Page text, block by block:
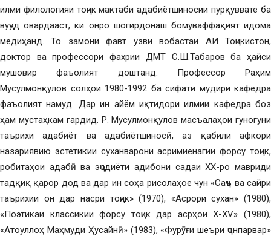
илми филологияи тоҷик мактаби адабиётшиносии пурқуввате ба
вуҷуд овардааст, ки онро шогирдонаш бомуваффақият идома
медиҳанд. То замони фавт узви вобастаи АИ Тоҷикистон,
доктор ва профессори фахрии ДМТ С.Ш.Табаров ба ҳайси
мушовир фаъолият доштанд. Профессор Раҳим
Мусулмонқулов солҳои 1980-1992 ба сифати мудири кафедра
фаъолият намуд. Дар ин айём иқтидори илмии кафедра боз
ҳам мустаҳкам гардид. Р. Мусулмонқулов масъалаҳои гуногуни
таърихи адабиёт ва адабиётшиносӣ, аз қабили афкори
назариявию эстетикии суханварони асримиёнагии форсу тоҷик,
робитаҳои адабӣ ва эҷодиёти адибони садаи ХХ-ро мавриди
тадқиқ қарор дод ва дар ин соҳа рисолаҳое чун «Саҷъ ва сайри
таърихии он дар насри тоҷик» (1970), «Асрори сухан» (1980),
«Поэтикаи классикии форсу тоҷик дар асрҳои Х-ХV» (1980),
«Атоуллоҳ Маҳмуди Ҳусайнӣ» (1983), «Фурӯғи шеъри ҷонпарвар»